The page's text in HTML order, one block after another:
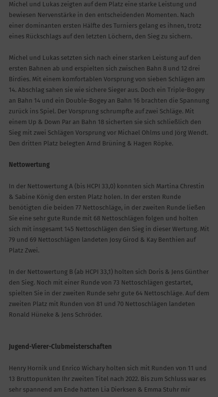
Michel und Lukas zeigten auf dem Platz eine starke Leistung und
bewiesen Nervenstärke in den entscheidenden Momenten. Nach
einer dominanten ersten Hälfte des Turniers gelang es ihnen, trotz
eines Rückschlags auf den letzten Löchern, den Sieg zu sichern.
Michel und Lukas setzten sich nach einer starken Leistung auf den
ersten Bahnen ab und erspielten sich zwischen Bahn 8 und 12 drei
Birdies. Mit einem komfortablen Vorsprung von sieben Schlägen am
14. Abschlag sahen sie wie sichere Sieger aus. Doch ein Triple-Bogey
an Bahn 14 und ein Double-Bogey an Bahn 16 brachten die Spannung
zurück ins Spiel. Der Vorsprung schrumpfte auf zwei Schläge. Mit
einem Up & Down Par an Bahn 18 sicherten sie sich schließlich den
Sieg mit zwei Schlägen Vorsprung vor Michael Ohlms und Jörg Wendt.
Den dritten Platz belegten Arnd Brüning & Hagen Röpke.
Nettowertung
In der Nettowertung A (bis HCPI 33,0) konnten sich Martina Chrestin
& Sabine König den ersten Platz holen. In der ersten Runde
benötigten die beiden 77 Nettoschläge, in der zweiten Runde ließen
Sie eine sehr gute Runde mit 68 Nettoschlägen folgen und holten
sich mit insgesamt 145 Nettoschlägen den Sieg in dieser Wertung. Mit
79 und 69 Nettoschlägen landeten Josy Girod & Kay Benthien auf
Platz Zwei.
In der Nettowertung B (ab HCPI 33,1) holten sich Doris & Jens Günther
den Sieg. Noch mit einer Runde von 73 Nettoschlägen gestartet,
spielten Sie in der zweiten Runde sehr gute 64 Nettoschläge. Auf dem
zweiten Platz mit Runden von 81 und 70 Nettoschlägen landeten
Ronald Hüneke & Jens Schröder.
Jugend-Vierer-Clubmeisterschaften
Henry Hornik und Enrico Wichary holten sich mit Runden von 11 und
13 Bruttopunkten Ihr zweiten Titel nach 2022. Bis zum Schluss war es
sehr spannend am Ende hatten Lia Dierksen & Emma Stuhr mir